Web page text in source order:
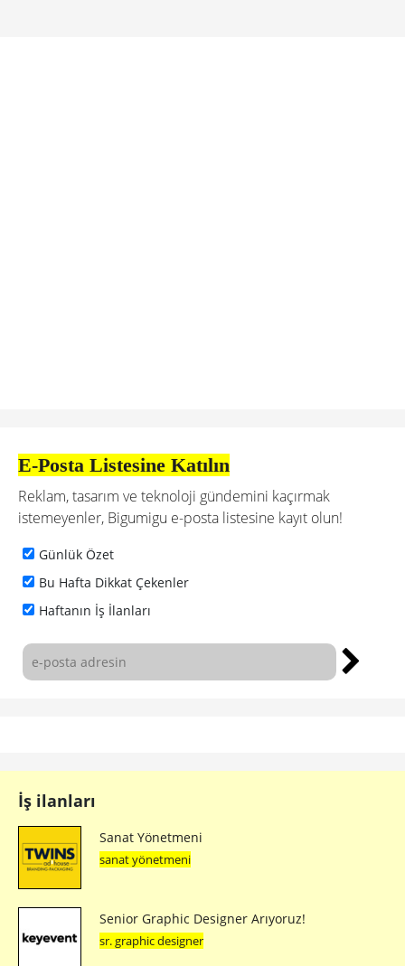
E-Posta Listesine Katılın
Reklam, tasarım ve teknoloji gündemini kaçırmak
istemeyenler, Bigumigu e-posta listesine kayıt olun!
Günlük Özet
Bu Hafta Dikkat Çekenler
Haftanın İş İlanları
İş ilanları
Sanat Yönetmeni
sanat yönetmeni
Senior Graphic Designer Arıyoruz!
sr. graphic designer